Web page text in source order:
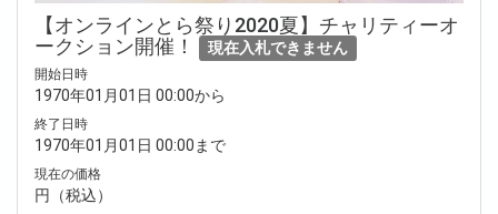
【オンラインとら祭り2020夏】チャリティーオ
ークション開催！
現在入札できません
開始日時
1970年01月01日 00:00から
終了日時
1970年01月01日 00:00まで
現在の価格
円（税込）